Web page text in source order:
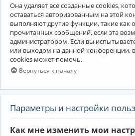
Она удаляет все созданные cookies,
оставаться авторизованным на этой
выполняют другие функции, такие как
прочитанных сообщений, если эта
администратором. Если вы
или выходом на данной конференции,
cookies может помочь.
Вернуться к началу
Параметры и настройки
Как мне изменить мои